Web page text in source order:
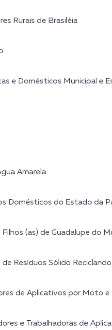
Rurais de Brasiléia
e Domésticos Municipal e
Amarela
Domésticos do Estado da
(as) de Guadalupe do
Resíduos Sólido
de Aplicativos por Moto
e Trabalhadoras de